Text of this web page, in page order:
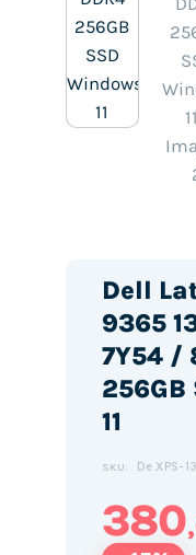
Dell
9365
7Y54 /
256GB
11
SKU: De.XPS-
380